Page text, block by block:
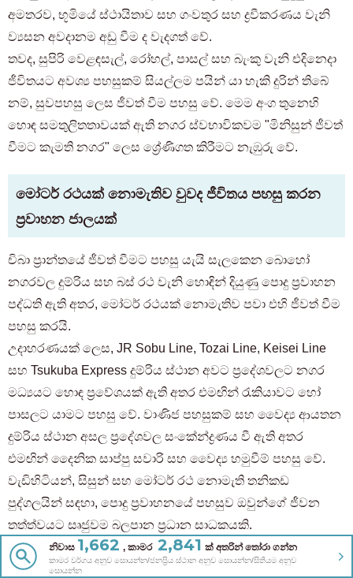
අමතරව, භූමියේ ස්ථායිතාව සහ ගංවතුර සහ ද්‍රවීකරණය වැනි
ව්‍යසන අවදානම අඩු වීම ද වැදගත් වේ.
තවද, සුපිරි වෙළඳසැල්, රෝහල්, පාසල් සහ බැංකු වැනි එදිනෙදා
ජීවිතයට අවශ්‍ය පහසුකම් සියල්ලම පයින් යා හැකි දුරින් තිබේ
නම්, සුවපහසු ලෙස ජීවත් වීම පහසු වේ. මෙම අංග තුනෙහි
හොඳ සමතුලිතතාවයක් ඇති නගර ස්වභාවිකවම "මිනිසුන් ජීවත්
වීමට කැමති නගර" ලෙස ශ්‍රේණිගත කිරීමට නැඹුරු වේ.
මෝටර් රථයක් නොමැතිව වුවද ජීවිතය පහසු කරන
ප්‍රවාහන ජාලයක්
චිබා ප්‍රාන්තයේ ජීවත් වීමට පහසු යැයි සැලකෙන බොහෝ
නගරවල දුම්රිය සහ බස් රථ වැනි හොඳින් දියුණු පොදු ප්‍රවාහන
පද්ධති ඇති අතර, මෝටර් රථයක් නොමැතිව පවා එහි ජීවත් වීම
පහසු කරයි.
උදාහරණයක් ලෙස, JR Sobu Line, Tozai Line, Keisei Line
සහ Tsukuba Express දුම්රිය ස්ථාන අවට ප්‍රදේශවලට නගර
මධ්‍යයට හොඳ ප්‍රවේශයක් ඇති අතර එමඟින් රැකියාවට හෝ
පාසලට යාමට පහසු වේ. වාණිජ පහසුකම් සහ වෛද්‍ය ආයතන
දුම්රිය ස්ථාන අසල ප්‍රදේශවල සංකේන්ද්‍රණය වී ඇති අතර
එමඟින් දෛනික සාප්පු සවාරි සහ වෛද්‍ය හමුවීම් පහසු වේ.
වැඩිහිටියන්, සිසුන් සහ මෝටර් රථ නොමැති තනිකඩ
පුද්ගලයින් සඳහා, පොදු ප්‍රවාහනයේ පහසුව ඔවුන්ගේ ජීවන
තත්ත්වයට සෘජුවම බලපාන ප්‍රධාන සාධකයකි.
දරුවන් සිටින පවුල් හෝ තනිකඩ පුද්ගලයින් සඳහා
නිවාස 1,662 , කාමර 2,841 ක් අතරින් තෝරා ගන්න
කාමර වර්ගය අනුව සොයන්න/ජනප්‍රිය ස්ථාන අනුව සොයන්න/සිතියම අනුව
සොයන්න